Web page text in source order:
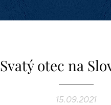
Svatý otec na
15.09.2021